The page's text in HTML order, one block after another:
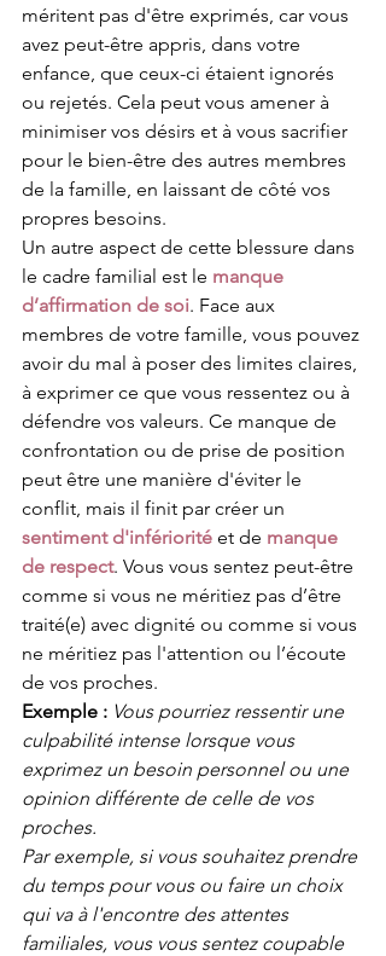
méritent pas d'être exprimés, car vous
avez peut-être appris, dans votre
enfance, que ceux-ci étaient ignorés
ou rejetés. Cela peut vous amener à
minimiser vos désirs et à vous sacrifier
pour le bien-être des autres membres
de la famille, en laissant de côté vos
propres besoins.
Un autre aspect de cette blessure dans
le cadre familial est le manque
d’affirmation de soi. Face aux
membres de votre famille, vous pouvez
avoir du mal à poser des limites claires,
à exprimer ce que vous ressentez ou à
défendre vos valeurs. Ce manque de
confrontation ou de prise de position
peut être une manière d'éviter le
conflit, mais il finit par créer un
sentiment d'infériorité et de manque
de respect. Vous vous sentez peut-être
comme si vous ne méritiez pas d’être
traité(e) avec dignité ou comme si vous
ne méritiez pas l'attention ou l’écoute
de vos proches.
Exemple : Vous pourriez ressentir une
culpabilité intense lorsque vous
exprimez un besoin personnel ou une
opinion différente de celle de vos
proches.
Par exemple, si vous souhaitez prendre
du temps pour vous ou faire un choix
qui va à l'encontre des attentes
familiales, vous vous sentez coupable